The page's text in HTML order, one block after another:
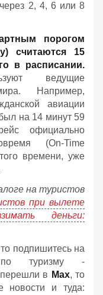
2, 4, 6 или 8
порогом
считаются 15
в расписании.
ведущие
Например,
авиации
на 14 минут 59
официально
(On-Time
времени, уже
на туристов
при вылете
деньги:
подпишитесь на
туризму -
в Мах, то
новости и туда: